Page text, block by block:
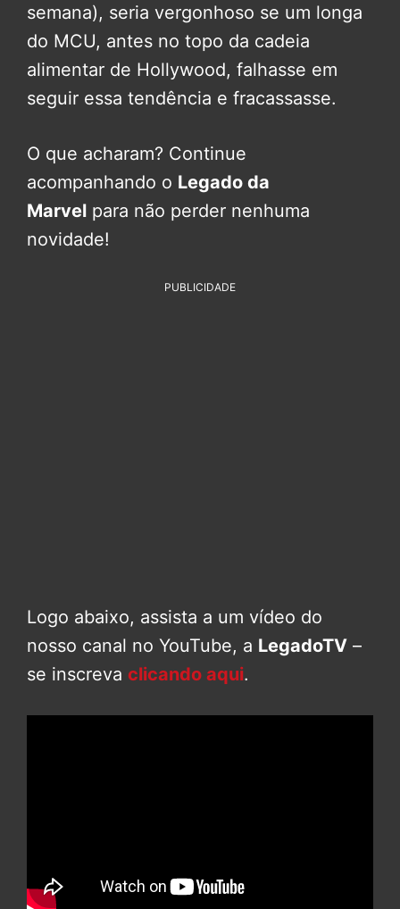
semana), seria vergonhoso se um longa
do MCU, antes no topo da cadeia
alimentar de Hollywood, falhasse em
seguir essa tendência e fracassasse.
O que acharam? Continue
acompanhando o Legado da
Marvel para não perder nenhuma
novidade!
PUBLICIDADE
Logo abaixo, assista a um vídeo do
nosso canal no YouTube, a LegadoTV –
se inscreva clicando aqui.